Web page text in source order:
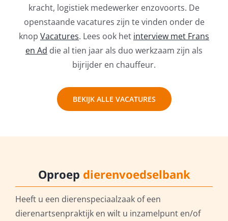
kracht, logistiek medewerker enzovoorts. De
openstaande vacatures zijn te vinden onder de
knop Vacatures. Lees ook het interview met Frans
en Ad die al tien jaar als duo werkzaam zijn als
bijrijder en chauffeur.
BEKIJK ALLE VACATURES
Oproep dierenvoedselbank
Heeft u een dierenspeciaalzaak of een
dierenartsenpraktijk en wilt u inzamelpunt en/of